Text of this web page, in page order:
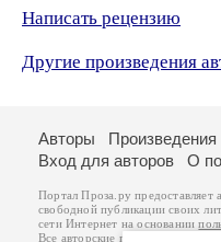
Написать рецензию
Другие произведения
Авторы Произведения
Вход для авторов
О
Портал Проза.ру предоставляет
свободной публикации своих
сети Интернет на основании
Все авторские права на